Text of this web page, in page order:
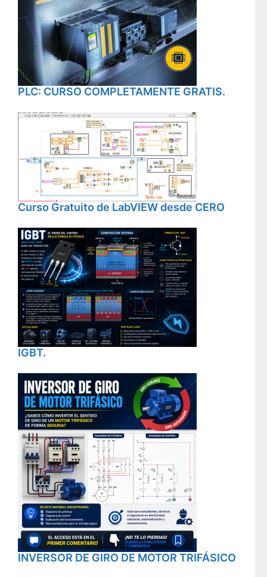
PLC: CURSO COMPLETAMENTE GRATIS.
Curso Gratuito de LabVIEW desde CERO
IGBT.
INVERSOR DE GIRO DE MOTOR TRIFÁSICO